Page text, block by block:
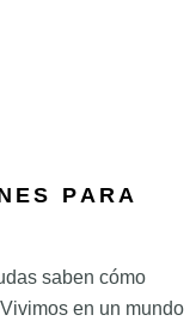
PARA
saben cómo
en un mundo